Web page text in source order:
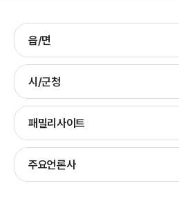
읍/면
시/군청
패밀리사이트
주요언론사